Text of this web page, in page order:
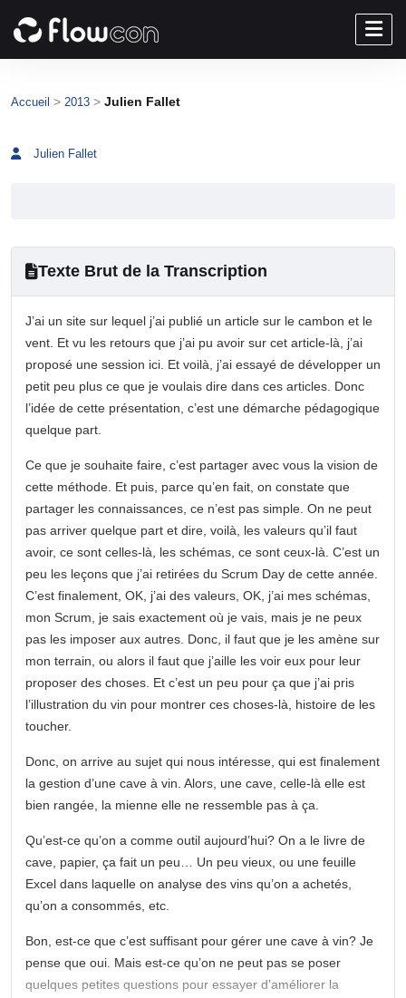
Accueil > 2013 > Julien Fallet
Julien Fallet
Texte Brut de la Transcription
J’ai un site sur lequel j’ai publié un article sur le cambon et le
vent. Et vu les retours que j’ai pu avoir sur cet article-là, j’ai
proposé une session ici. Et voilà, j’ai essayé de développer un
petit peu plus ce que je voulais dire dans ces articles. Donc
l’idée de cette présentation, c’est une démarche pédagogique
quelque part.
Ce que je souhaite faire, c’est partager avec vous la vision de
cette méthode. Et puis, parce qu’en fait, on constate que
partager les connaissances, ce n’est pas simple. On ne peut
pas arriver quelque part et dire, voilà, les valeurs qu’il faut
avoir, ce sont celles-là, les schémas, ce sont ceux-là. C’est un
peu les leçons que j’ai retirées du Scrum Day de cette année.
C’est finalement, OK, j’ai des valeurs, OK, j’ai mes schémas,
mon Scrum, je sais exactement où je vais, mais je ne peux
pas les imposer aux autres. Donc, il faut que je les amène sur
mon terrain, ou alors il faut que j’aille les voir eux pour leur
proposer des choses. Et c’est un peu pour ça que j’ai pris
l’illustration du vin pour montrer ces choses-là, histoire de les
toucher.
Donc, on arrive au sujet qui nous intéresse, qui est finalement
la gestion d’une cave à vin. Alors, une cave, celle-là elle est
bien rangée, la mienne elle ne ressemble pas à ça.
Qu’est-ce qu’on a comme outil aujourd’hui? On a le livre de
cave, papier, ça fait un peu… Un peu vieux, ou une feuille
Excel dans laquelle on analyse des vins qu’on a achetés,
qu’on a consommés, etc.
Bon, est-ce que c’est suffisant pour gérer une cave à vin? Je
pense que oui. Mais est-ce qu’on ne peut pas se poser
quelques petites questions pour essayer d’améliorer la